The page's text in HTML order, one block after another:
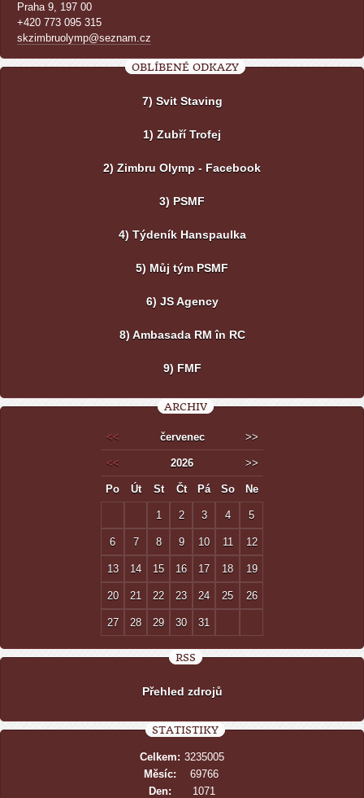
Praha 9, 197 00
+420 773 095 315
skzimbruolymp@seznam.cz
OBLÍBENÉ ODKAZY
7) Svit Staving
1) Zubří Trofej
2) Zimbru Olymp - Facebook
3) PSMF
4) Týdeník Hanspaulka
5) Můj tým PSMF
6) JS Agency
8) Ambasada RM în RC
9) FMF
ARCHIV
<< červenec >>
<< 2026 >>
Po Út St Čt Pá So Ne
1 2 3 4 5
6 7 8 9 10 11 12
13 14 15 16 17 18 19
20 21 22 23 24 25 26
27 28 29 30 31
RSS
Přehled zdrojů
STATISTIKY
Celkem: 3235005
Měsíc:
69766
Den:
1071